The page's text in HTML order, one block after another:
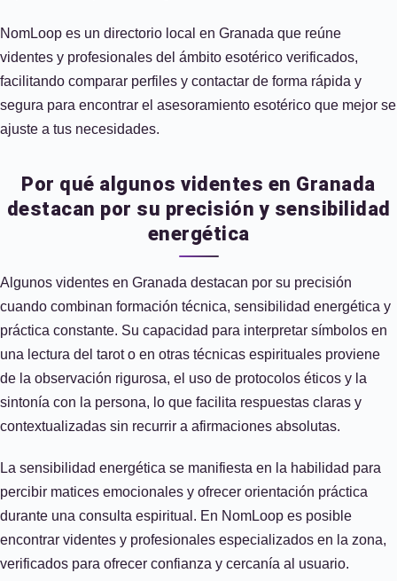
NomLoop es un directorio local en Granada que reúne
videntes y profesionales del ámbito esotérico verificados,
facilitando comparar perfiles y contactar de forma rápida y
segura para encontrar el asesoramiento esotérico que mejor se
ajuste a tus necesidades.
Por qué algunos videntes en Granada
destacan por su precisión y sensibilidad
energética
Algunos videntes en Granada destacan por su precisión
cuando combinan formación técnica, sensibilidad energética y
práctica constante. Su capacidad para interpretar símbolos en
una lectura del tarot o en otras técnicas espirituales proviene
de la observación rigurosa, el uso de protocolos éticos y la
sintonía con la persona, lo que facilita respuestas claras y
contextualizadas sin recurrir a afirmaciones absolutas.
La sensibilidad energética se manifiesta en la habilidad para
percibir matices emocionales y ofrecer orientación práctica
durante una consulta espiritual. En NomLoop es posible
encontrar videntes y profesionales especializados en la zona,
verificados para ofrecer confianza y cercanía al usuario.